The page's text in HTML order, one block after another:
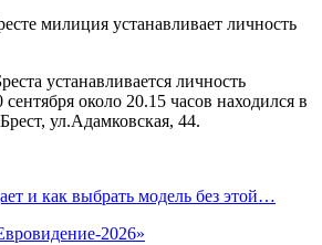
устанавливается личность
около 20.15 часов находился в
ул.Адамковская, 44.
и как выбрать модель без этой…
2026»